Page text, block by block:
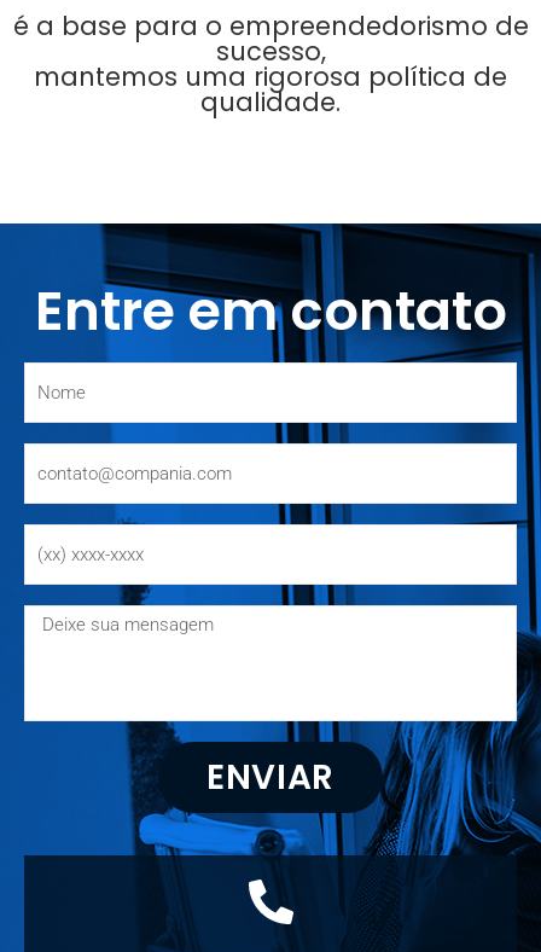
é a base para o empreendedorismo de
sucesso,
mantemos uma rigorosa política de
qualidade.
Entre em contato
ENVIAR